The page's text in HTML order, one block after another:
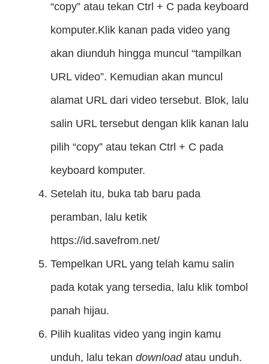
“copy” atau tekan Ctrl + C pada keyboard
komputer.Klik kanan pada video yang
akan diunduh hingga muncul “tampilkan
URL video”. Kemudian akan muncul
alamat URL dari video tersebut. Blok, lalu
salin URL tersebut dengan klik kanan lalu
pilih “copy” atau tekan Ctrl + C pada
keyboard komputer.
Setelah itu, buka tab baru pada
peramban, lalu ketik
https://id.savefrom.net/
Tempelkan URL yang telah kamu salin
pada kotak yang tersedia, lalu klik tombol
panah hijau.
Pilih kualitas video yang ingin kamu
unduh, lalu tekan downloadatau unduh.